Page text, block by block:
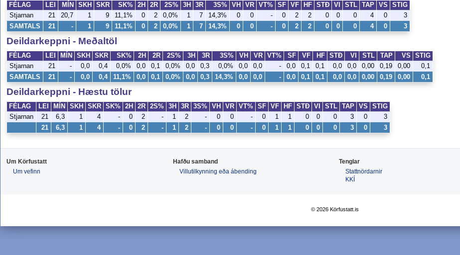
FÉLAG LEI MÍN SKH SKR SK% 2H 2R 2S% 3H 3R 3S% VH VR VT% SF VF HF STÐ VI STL TAP VS
STIG
Stjarnan
21 20,7 1 9 11,1% 0 2 0,0% 1 7 14,3% 0 0 - 0 2 2 0 0 0 4 0 3
SAMTALS 21 - 1 9 11,1% 0 2 0,0% 1 7 14,3% 0 0 - 0 2 2 0 0 0 4 0 3
Deildarkeppni - Meðaltöl
FÉLAG LEI MÍN SKH SKR SK% 2H 2R 2S% 3H 3R 3S% VH VR VT% SF VF HF STÐ VI STL TAP VS
STIG
Stjarnan
21 - 0,0 0,4 0,0% 0,0 0,1 0,0% 0,0 0,3 0,0% 0,0 0,0 - 0,0 0,1 0,1 0,0 0,0 0,00 0,19 0,00 0,1
SAMTALS 21 - 0,0 0,4 11,1% 0,0 0,1 0,0% 0,0 0,3 14,3% 0,0 0,0 - 0,0 0,1 0,1 0,0 0,0 0,00 0,19 0,00 0,1
Deildarkeppni - Hæstu tölur
FÉLAG LEI MÍN SKH SKR SK% 2H 2R 2S% 3H 3R 3S% VH VR VT% SF VF HF STÐ VI STL TAP VS
STIG
Stjarnan
21 6,3 1 4 - 0 2 - 1 2 - 0 0 - 0 1 1 0 0 0 3 0 3
21 6,3 1 4 - 0 2 - 1 2 - 0 0 - 0 1 1 0 0 0 3 0 3
Um Körfustatt
Um vefinn
Hafðu samband
Villutilkynning eða ábending
Tenglar
Stattnördarnir
KKÍ
© 2026 Körfustatt.is